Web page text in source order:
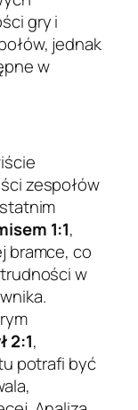
gry i
jednak
w
zespołów
1:1,
bramce, co
w
2:1,
potrafi być